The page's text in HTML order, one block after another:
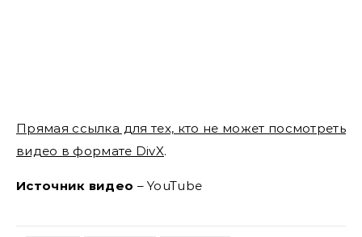
Прямая ссылка для тех, кто не может посмотреть
видео в формате DivX.
Источник видео – YouTube